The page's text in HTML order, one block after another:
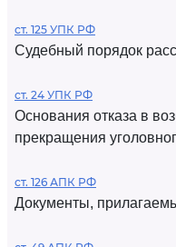
ст. 125 УПК РФ
Судебный порядок
ст. 24 УПК РФ
Основания отказа в
прекращения
ст. 126 АПК РФ
Документы,